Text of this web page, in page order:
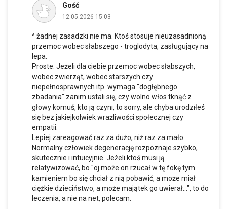
Gość
12.05.2026 15:03
^ żadnej zasadzki nie ma. Ktoś stosuje nieuzasadnioną
przemoc wobec słabszego - troglodyta, zasługujący na
lepa.
Proste. Jeżeli dla ciebie przemoc wobec słabszych,
wobec zwierząt, wobec starszych czy
niepełnosprawnych itp. wymaga "dogłębnego
zbadania" zanim ustali się, czy wolno włos tknąć z
głowy komuś, kto ją czyni, to sorry, ale chyba urodziłeś
się bez jakiejkolwiek wrażliwości społecznej czy
empatii.
Lepiej zareagować raz za dużo, niż raz za mało.
Normalny człowiek degenerację rozpoznaje szybko,
skutecznie i intuicyjnie. Jeżeli ktoś musi ją
relatywizować, bo "oj może on rzucał w tę fokę tym
kamieniem bo się chciał z nią pobawić, a może miał
ciężkie dzieciństwo, a może majątek go uwierał...", to do
leczenia, a nie na net, polecam.